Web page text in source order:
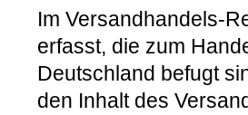
Im Versandhandels-
erfasst, die zum
Deutschland befugt
den Inhalt des